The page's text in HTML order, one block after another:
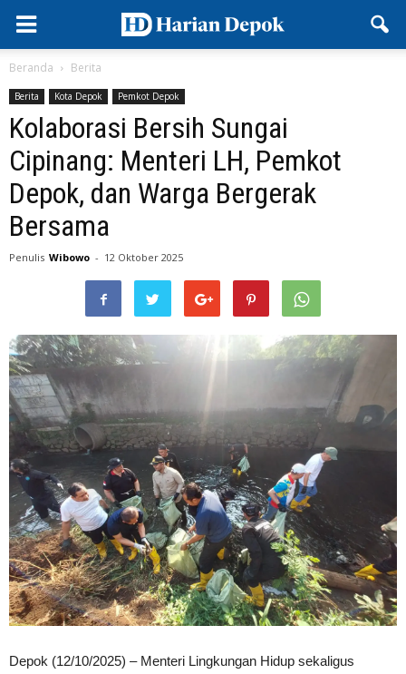
Beranda Berita
Berita Kota Depok Pemkot Depok
Kolaborasi Bersih Sungai
Cipinang: Menteri LH, Pemkot
Depok, dan Warga Bergerak
Bersama
Penulis Wibowo - 12 Oktober 2025
Depok (12/10/2025) – Menteri Lingkungan Hidup sekaligus